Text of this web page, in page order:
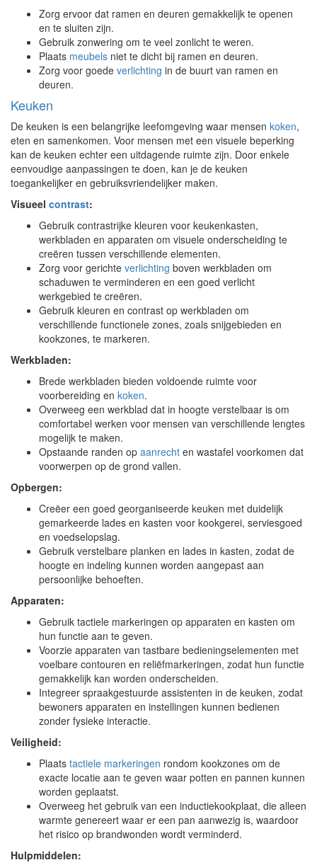
Zorg ervoor dat ramen en deuren gemakkelijk te openen
en te sluiten zijn.
Gebruik zonwering om te veel zonlicht te weren.
Plaats meubels niet te dicht bij ramen en deuren.
Zorg voor goede verlichting in de buurt van ramen en
deuren.
Keuken
De keuken is een belangrijke leefomgeving waar mensen koken,
eten en samenkomen. Voor mensen met een visuele beperking
kan de keuken echter een uitdagende ruimte zijn. Door enkele
eenvoudige aanpassingen te doen, kan je de keuken
toegankelijker en gebruiksvriendelijker maken.
Visueel contrast:
Gebruik contrastrijke kleuren voor keukenkasten,
werkbladen en apparaten om visuele onderscheiding te
creëren tussen verschillende elementen.
Zorg voor gerichte verlichting boven werkbladen om
schaduwen te verminderen en een goed verlicht
werkgebied te creëren.
Gebruik kleuren en contrast op werkbladen om
verschillende functionele zones, zoals snijgebieden en
kookzones, te markeren.
Werkbladen:
Brede werkbladen bieden voldoende ruimte voor
voorbereiding en koken.
Overweeg een werkblad dat in hoogte verstelbaar is om
comfortabel werken voor mensen van verschillende lengtes
mogelijk te maken.
Opstaande randen op aanrecht en wastafel voorkomen dat
voorwerpen op de grond vallen.
Opbergen:
Creëer een goed georganiseerde keuken met duidelijk
gemarkeerde lades en kasten voor kookgerei, serviesgoed
en voedselopslag.
Gebruik verstelbare planken en lades in kasten, zodat de
hoogte en indeling kunnen worden aangepast aan
persoonlijke behoeften.
Apparaten:
Gebruik tactiele markeringen op apparaten en kasten om
hun functie aan te geven.
Voorzie apparaten van tastbare bedieningselementen met
voelbare contouren en reliëfmarkeringen, zodat hun functie
gemakkelijk kan worden onderscheiden.
Integreer spraakgestuurde assistenten in de keuken, zodat
bewoners apparaten en instellingen kunnen bedienen
zonder fysieke interactie.
Veiligheid:
Plaats tactiele markeringen rondom kookzones om de
exacte locatie aan te geven waar potten en pannen kunnen
worden geplaatst.
Overweeg het gebruik van een inductiekookplaat, die alleen
warmte genereert waar er een pan aanwezig is, waardoor
het risico op brandwonden wordt verminderd.
Hulpmiddelen: